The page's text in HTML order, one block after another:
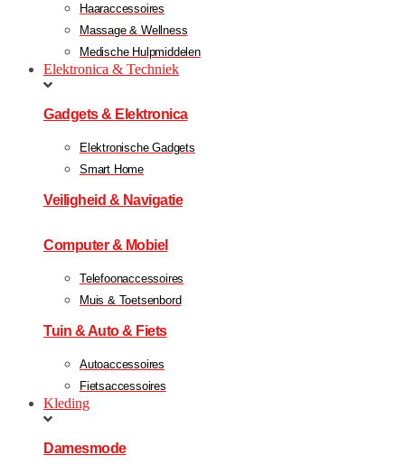
Haaraccessoires
Massage & Wellness
Medische Hulpmiddelen
Elektronica & Techniek
Gadgets & Elektronica
Elektronische Gadgets
Smart Home
Veiligheid & Navigatie
Computer & Mobiel
Telefoonaccessoires
Muis & Toetsenbord
Tuin & Auto & Fiets
Autoaccessoires
Fietsaccessoires
Kleding
Damesmode